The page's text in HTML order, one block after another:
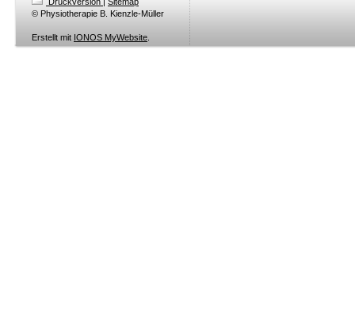
© Physiotherapie B. Kienzle-Müller
Erstellt mit IONOS MyWebsite